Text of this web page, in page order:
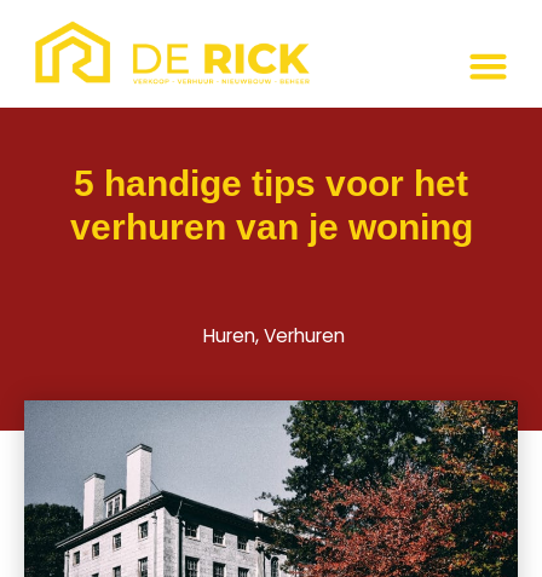
5 handige tips voor het
verhuren van je woning
Huren, Verhuren